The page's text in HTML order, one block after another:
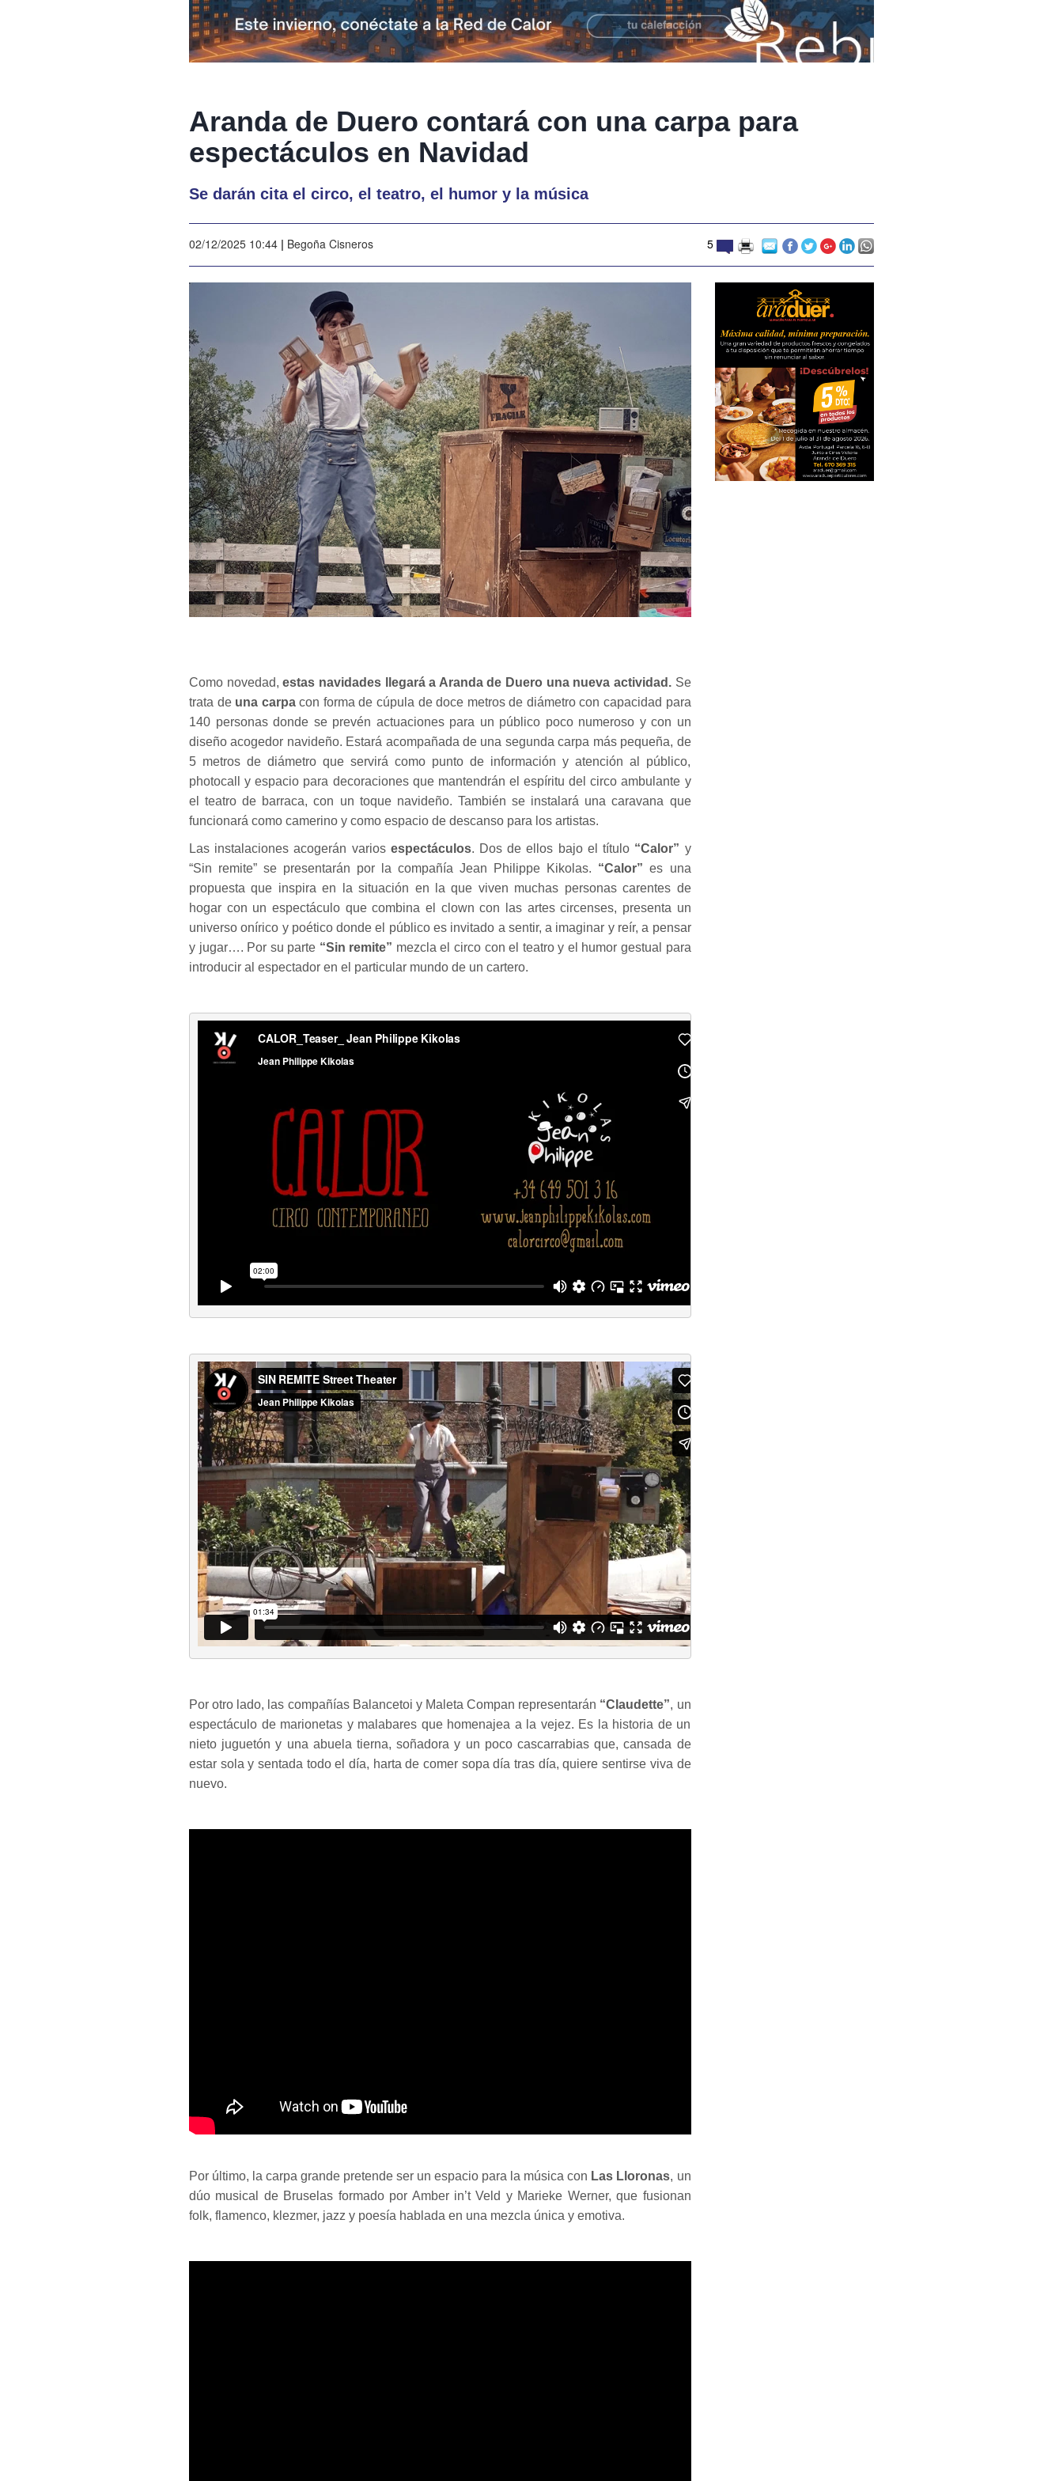
Aranda de Duero contará con una carpa para
espectáculos en Navidad
Se darán cita el circo, el teatro, el humor y la música
02/12/2025 10:44 | Begoña Cisneros 5
Como novedad,estas navidades llegará a Aranda de Duero una nueva actividad.Se
trata de una carpacon forma de cúpula de doce metros de diámetro con capacidad para
140 personas donde se prevén actuaciones para un público poco numeroso y con un
diseño acogedor navideño. Estará acompañada de una segunda carpa más pequeña, de
5 metros de diámetro que servirá como punto de información y atención al público,
photocall y espacio para decoraciones que mantendrán el espíritu del circo ambulante y
el teatro de barraca, con un toque navideño. También se instalará una caravana que
funcionará como camerino y como espacio de descanso para los artistas.
Las instalaciones acogerán variosespectáculos. Dos de ellos bajo el título “Calor” y
“Sin remite” se presentarán por la compañía Jean Philippe Kikolas. “Calor” es una
propuesta que inspira en la situación en la que viven muchas personas carentes de
hogar con un espectáculo que combina el clown con las artes circenses, presenta un
universo onírico y poético donde el público es invitado a sentir, a imaginar y reír, a pensar
y jugar…. Por su parte “Sin remite” mezcla el circo con el teatro y el humor gestual para
introducir al espectador en el particular mundo de un cartero.
Por otro lado, las compañías Balancetoi y Maleta Compan representarán “Claudette”, un
espectáculo de marionetas y malabares que homenajea a la vejez. Es la historia de un
nieto juguetón y una abuela tierna, soñadora y un poco cascarrabias que, cansada de
estar sola y sentada todo el día, harta de comer sopa día tras día, quiere sentirse viva de
nuevo.
Por último, la carpa grande pretende ser un espacio para la música con Las Lloronas, un
dúo musical de Bruselas formado por Amber in’t Veld y Marieke Werner, que fusionan
folk, flamenco, klezmer, jazz y poesía hablada en una mezcla única y emotiva.